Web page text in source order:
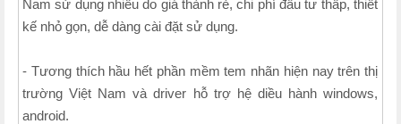
Nam sử dụng nhiều do giá thành rẻ, chi phí đầu tư thấp, thiết
kế nhỏ gọn, dễ dàng cài đặt sử dụng.
- Tương thích hầu hết phần mềm tem nhãn hiện nay trên thị
trường Việt Nam và driver hỗ trợ hệ diều hành windows,
android.